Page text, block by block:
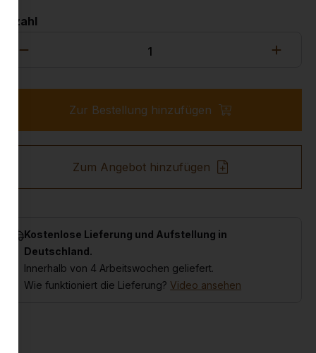
Zur Bestellung hinzufügen
Zum Angebot hinzufügen
Kostenlose Lieferung und Aufstellung in
Deutschland.
Innerhalb von 4 Arbeitswochen geliefert.
Wie funktioniert die Lieferung? Video ansehen